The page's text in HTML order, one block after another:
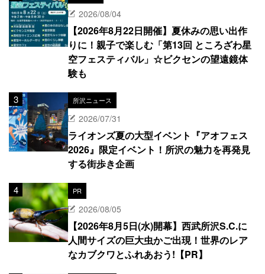
2026/08/04
【2026年8月22日開催】夏休みの思い出作
りに！親子で楽しむ「第13回 ところざわ星
空フェスティバル」☆ビクセンの望遠鏡体
験も
所沢ニュース
2026/07/31
ライオンズ夏の大型イベント『アオフェス
2026』限定イベント！所沢の魅力を再発見
する街歩き企画
PR
2026/08/05
【2026年8月5日(水)開幕】西武所沢S.C.に
人間サイズの巨大虫かご出現！世界のレア
なカブクワとふれあおう!【PR】